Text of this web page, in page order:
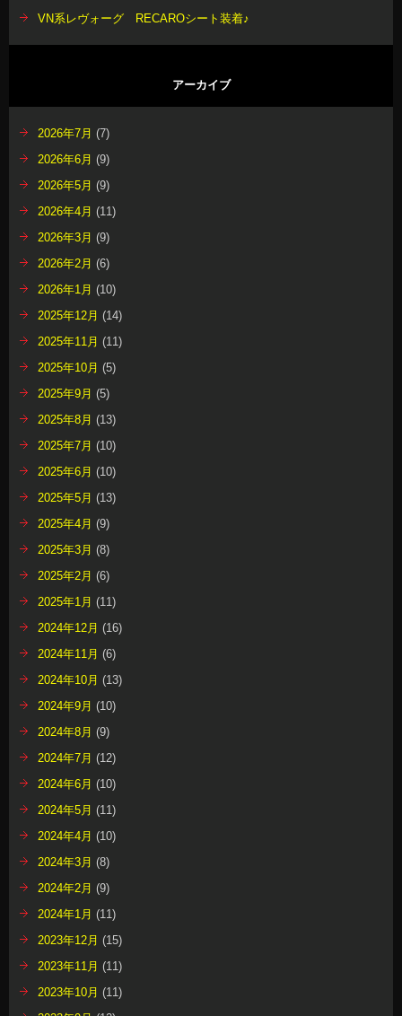
VN系レヴォーグ RECAROシート装着♪
アーカイブ
2026年7月 (7)
2026年6月 (9)
2026年5月 (9)
2026年4月 (11)
2026年3月 (9)
2026年2月 (6)
2026年1月 (10)
2025年12月 (14)
2025年11月 (11)
2025年10月 (5)
2025年9月 (5)
2025年8月 (13)
2025年7月 (10)
2025年6月 (10)
2025年5月 (13)
2025年4月 (9)
2025年3月 (8)
2025年2月 (6)
2025年1月 (11)
2024年12月 (16)
2024年11月 (6)
2024年10月 (13)
2024年9月 (10)
2024年8月 (9)
2024年7月 (12)
2024年6月 (10)
2024年5月 (11)
2024年4月 (10)
2024年3月 (8)
2024年2月 (9)
2024年1月 (11)
2023年12月 (15)
2023年11月 (11)
2023年10月 (11)